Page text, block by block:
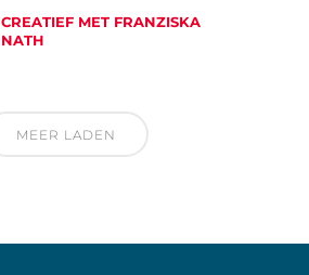
CREATIEF MET FRANZISKA
NATH
MEER LADEN